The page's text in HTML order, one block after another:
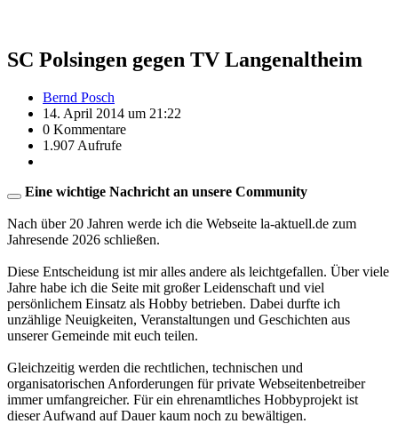
SC Polsingen gegen TV Langenaltheim
Bernd Posch
14. April 2014 um 21:22
0 Kommentare
1.907 Aufrufe
Eine wichtige Nachricht an unsere Community
Nach über 20 Jahren werde ich die Webseite la-aktuell.de zum
Jahresende 2026 schließen.
Diese Entscheidung ist mir alles andere als leichtgefallen. Über viele
Jahre habe ich die Seite mit großer Leidenschaft und viel
persönlichem Einsatz als Hobby betrieben. Dabei durfte ich
unzählige Neuigkeiten, Veranstaltungen und Geschichten aus
unserer Gemeinde mit euch teilen.
Gleichzeitig werden die rechtlichen, technischen und
organisatorischen Anforderungen für private Webseitenbetreiber
immer umfangreicher. Für ein ehrenamtliches Hobbyprojekt ist
dieser Aufwand auf Dauer kaum noch zu bewältigen.